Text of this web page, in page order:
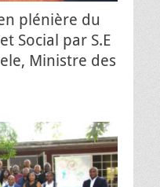
plénière du
Social par S.E
Ministre des